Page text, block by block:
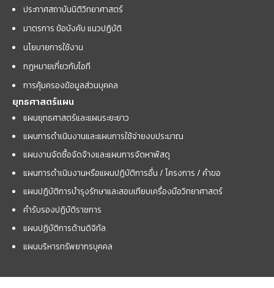
ประกาศสถาบันนิติวิทยาศาสตร์
มาตรการ ข้อบังคับ แนวปฏิบัติ
นโยบายการใช้งาน
กฎหมายเกี่ยวกับไอที
การคุ้มครองข้อมูลส่วนบุคคล
ยุทธศาสตร์แผน
แผนยุทธศาสตร์และแผนระยะยาว
แผนการดำเนินงานและแผนการใช้จ่ายงบประมาณ
แผนงานจัดซื้อจัดจ้างและแผนการจัดหาพัสดุ
แผนการดำเนินงานหรือแผนปฏิบัติการอื่น / โครงการ / คำขอ
แผนปฏิบัติการบำรุงรักษาและสอบเทียบเครื่องมือวิทยาศาสตร์
คำรับรองปฏิบัติราชการ
แผนปฏิบัติการด้านดิจิทัล
แผนบริหารทรัพยากรบุคคล